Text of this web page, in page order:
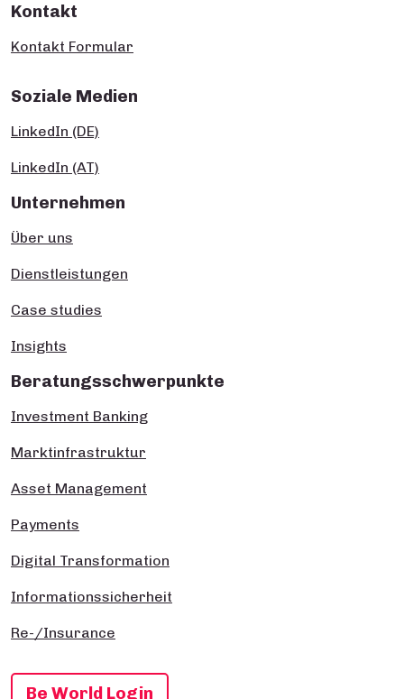
Kontakt
Kontakt Formular
Soziale Medien
LinkedIn (DE)
LinkedIn (AT)
Unternehmen
Über uns
Dienstleistungen
Case studies
Insights
Beratungsschwerpunkte
Investment Banking
Marktinfrastruktur
Asset Management
Payments
Digital Transformation
Informationssicherheit
Re-/Insurance
Be World Login